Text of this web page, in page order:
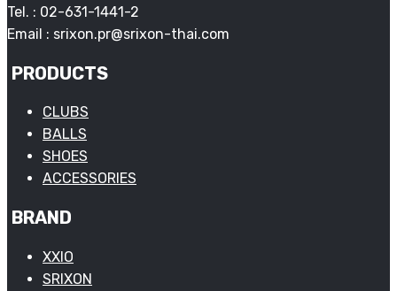
Tel. : 02-631-1441-2
Email : srixon.pr@srixon-thai.com
PRODUCTS
CLUBS
BALLS
SHOES
ACCESSORIES
BRAND
XXIO
SRIXON